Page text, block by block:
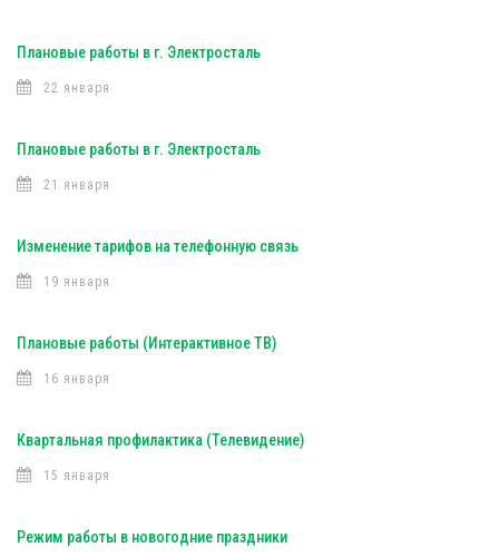
Плановые работы в г. Электросталь
22 января
Плановые работы в г. Электросталь
21 января
Изменение тарифов на телефонную связь
19 января
Плановые работы (Интерактивное ТВ)
16 января
Квартальная профилактика (Телевидение)
15 января
Режим работы в новогодние праздники